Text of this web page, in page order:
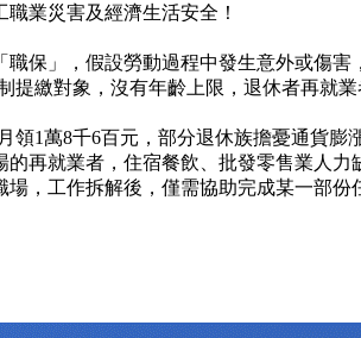
業災害及經濟生活安全！
保」，假設勞動過程中發生意外或傷害
繳對象，沒有年齡上限，退休者再就
1萬8千6百元，部分退休族擔憂通貨膨
再就業者，住宿餐飲、批發零售業人
，工作拆解後，僅需協助完成某一部